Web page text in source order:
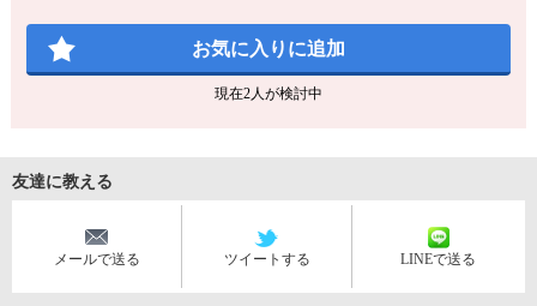
お気に入りに追加
現在2人が検討中
友達に教える
メールで送る ツイートする LINEで送る